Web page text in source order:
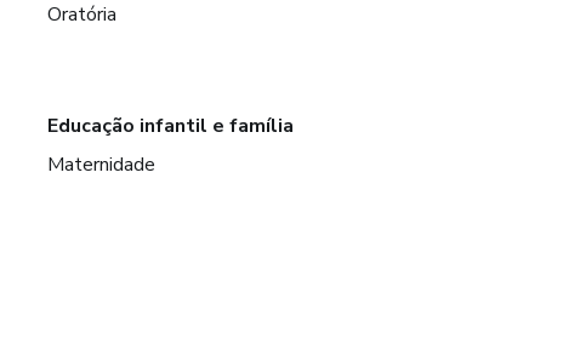
Oratória
Educação infantil e família
Maternidade